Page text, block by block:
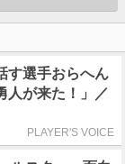
す選手おらへん
人が来た！」／
PLAYER'S VOICE